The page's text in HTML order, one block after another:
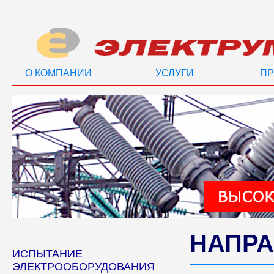
О КОМПАНИИ УСЛУГИ
ИСПЫТАНИЕ
ЭЛЕКТРООБОРУДОВАНИЯ